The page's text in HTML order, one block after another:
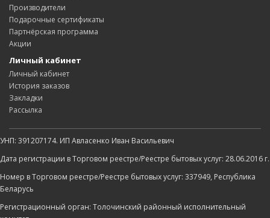
Производители
Подарочные сертификаты
Партнёрская программа
Акции
Личный кабинет
Личный кабинет
История заказов
Закладки
Рассылка
УНП: 391207174. ИП Авласенко Иван Васильевич
Дата регистрации в Торговом реестре/Реестре бытовых услуг: 28.06.2016 г.
Номер в Торговом реестре/Реестре бытовых услуг: 337949, Республика
Беларусь
Регистрационный орган: Толочинский районный исполнительный